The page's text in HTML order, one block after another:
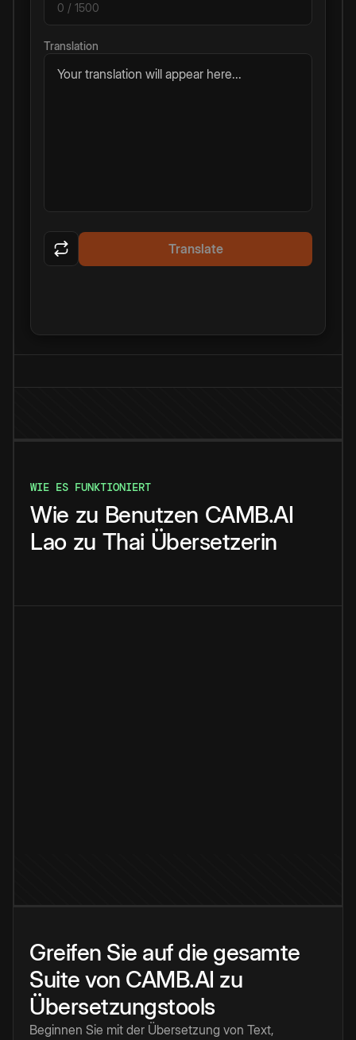
0 / 1500
Translation
Your translation will appear here...
Translate
WIE ES FUNKTIONIERT
Wie zu Benutzen CAMB.AI
Lao zu Thai Übersetzerin
Greifen Sie auf die gesamte
Suite von CAMB.AI zu
Übersetzungstools
Beginnen Sie mit der Übersetzung von Text,